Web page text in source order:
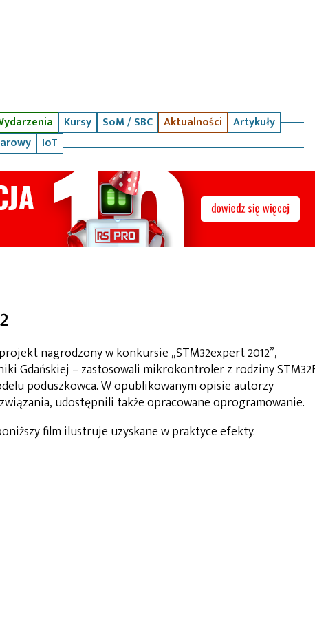
Kursy SoM / SBC Aktualności
Artykuły
IoT
nagrodzony w konkursie „STM32expert 2012”,
Gdańskiej – zastosowali mikrokontroler z rodziny
poduszkowca. W opublikowanym opisie autorzy
udostępnili także opracowane oprogramowanie.
film ilustruje uzyskane w praktyce efekty.